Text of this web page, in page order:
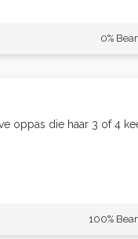
0%
oppas die haar 3 of 4
100%